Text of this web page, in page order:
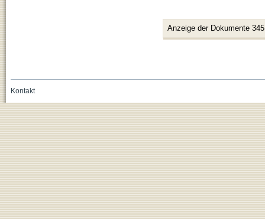
Anzeige der Dokumente
Kontakt